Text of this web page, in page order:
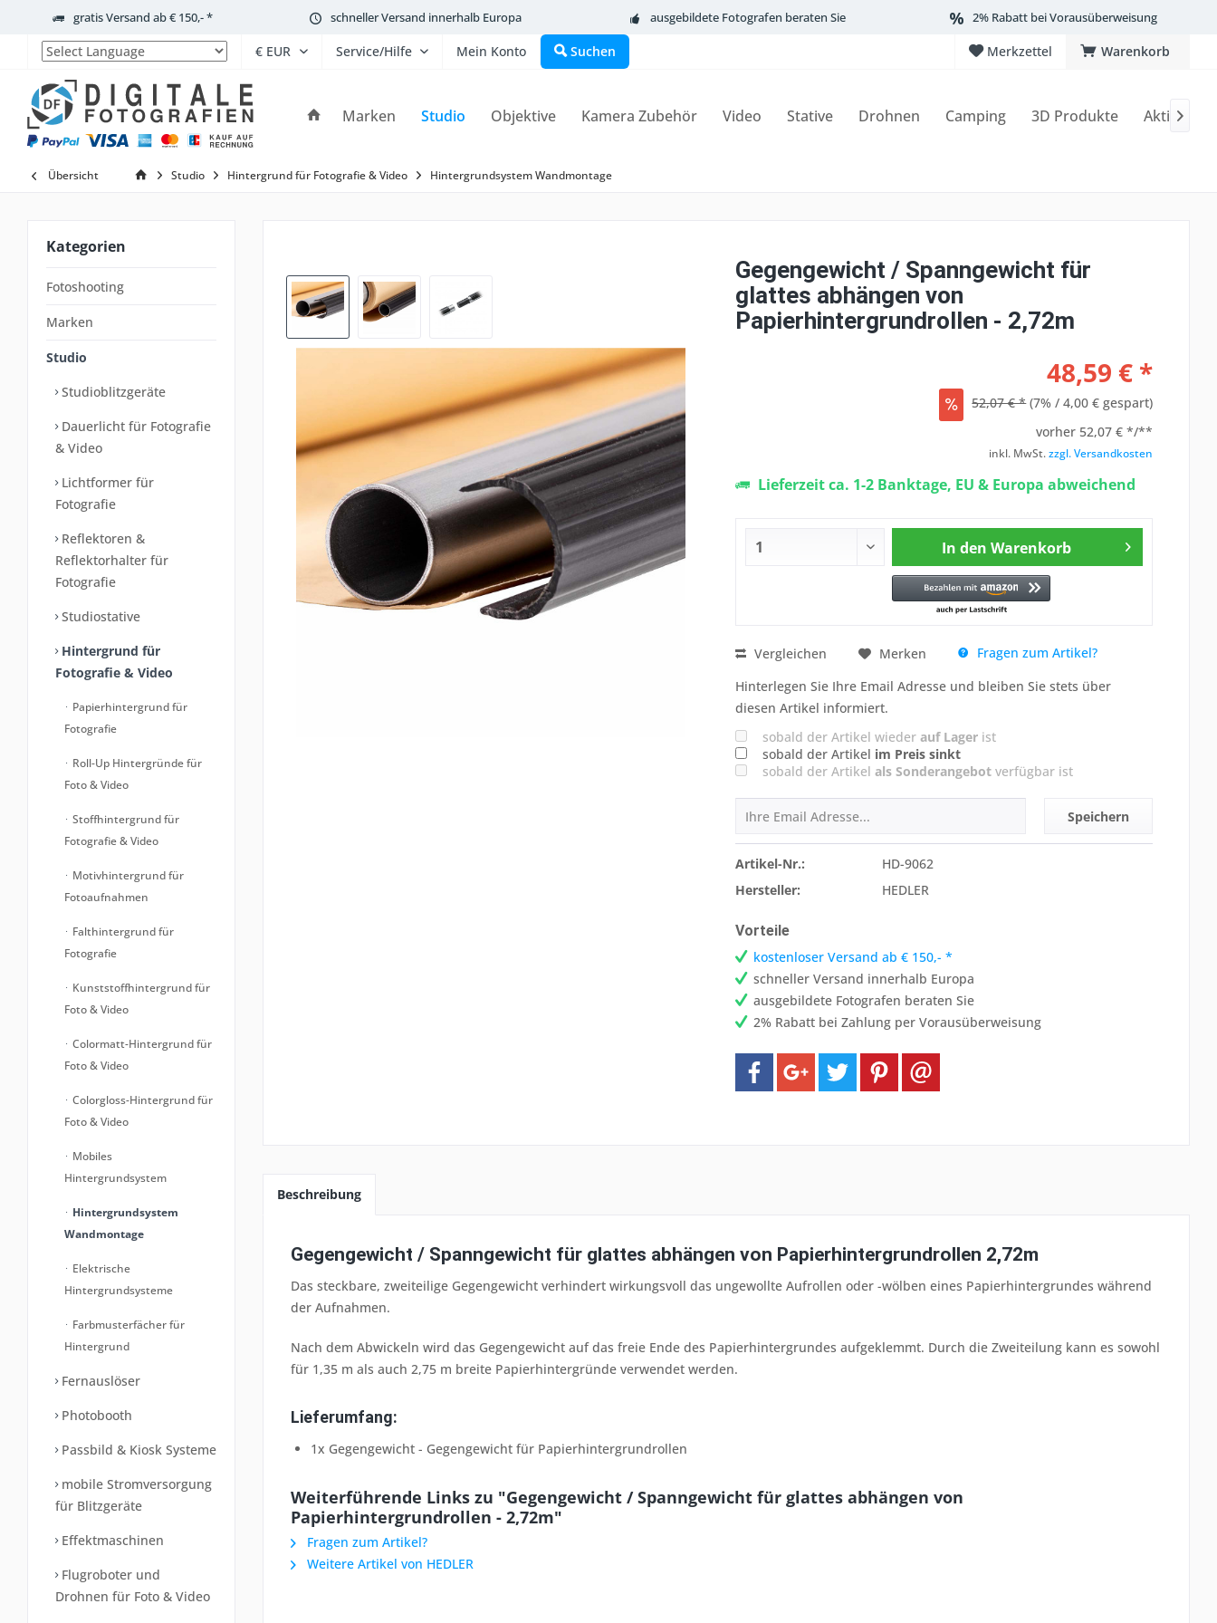
gratis Versand ab € 150,- * schneller Versand innerhalb Europa ausgebildete Fotografen beraten Sie 2% Rabatt bei Vorausüberweisung
Powered by
Warenkorb
Merkzettel
Service/Hilfe Mein Konto Suchen
Marken Studio Objektive Kamera Zubehör Video Stative Drohnen Camping 3D Produkte Aktionen

Übersicht Studio Hintergrund für Fotografie & Video Hintergrundsystem Wandmontage
Kategorien
Fotoshooting
Marken
Studio
Studioblitzgeräte
Dauerlicht für Fotografie
& Video
Lichtformer für
Fotografie
Reflektoren &
Reflektorhalter für
Fotografie
Studiostative
Hintergrund für
Fotografie & Video
Papierhintergrund für
Fotografie
Roll-Up Hintergründe für
Foto & Video
Stoffhintergrund für
Fotografie & Video
Motivhintergrund für
Fotoaufnahmen
Falthintergrund für
Fotografie
Kunststoffhintergrund für
Foto & Video
Colormatt-Hintergrund für
Foto & Video
Colorgloss-Hintergrund für
Foto & Video
Mobiles
Hintergrundsystem
Hintergrundsystem
Wandmontage
Elektrische
Hintergrundsysteme
Farbmusterfächer für
Hintergrund
Fernauslöser
Photobooth
Passbild & Kiosk Systeme
mobile Stromversorgung
für Blitzgeräte
Effektmaschinen
Flugroboter und
Drohnen für Foto & Video
Gegengewicht / Spanngewicht für
glattes abhängen von
Papierhintergrundrollen - 2,72m
48,59 € *
52,07 € * (7% / 4,00 € gespart)
vorher 52,07 € */**
inkl. MwSt.zzgl. Versandkosten
Lieferzeit ca. 1-2 Banktage, EU & Europa abweichend
In den Warenkorb
Vergleichen Merken
Fragen zum Artikel?
Hinterlegen Sie Ihre Email Adresse und bleiben Sie stets über
diesen Artikel informiert.
sobald der Artikel wieder auf Lagerist
sobald der Artikel im Preis sinkt
sobald der Artikel als Sonderangebotverfügbar ist
Speichern
Artikel-Nr.:
HD-9062
Hersteller:
HEDLER
Vorteile
kostenloser Versand ab € 150,- *
schneller Versand innerhalb Europa
ausgebildete Fotografen beraten Sie
2% Rabatt bei Zahlung per Vorausüberweisung
Beschreibung
Gegengewicht / Spanngewicht für glattes abhängen von Papierhintergrundrollen 2,72m
Das steckbare, zweiteilige Gegengewicht verhindert wirkungsvoll das ungewollte Aufrollen oder -wölben eines Papierhintergrundes während
der Aufnahmen.
Nach dem Abwickeln wird das Gegengewicht auf das freie Ende des Papierhintergrundes aufgeklemmt. Durch die Zweiteilung kann es sowohl
für 1,35 m als auch 2,75 m breite Papierhintergründe verwendet werden.
Lieferumfang:
1x Gegengewicht - Gegengewicht für Papierhintergrundrollen
Weiterführende Links zu "Gegengewicht / Spanngewicht für glattes abhängen von
Papierhintergrundrollen - 2,72m"
Fragen zum Artikel?
Weitere Artikel von HEDLER